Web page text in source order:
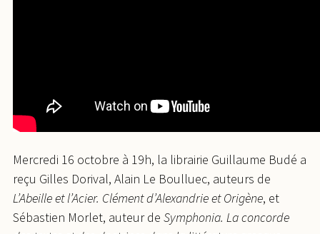
Mercredi 16 octobre à 19h, la librairie Guillaume Budé a
reçu Gilles Dorival, Alain Le Boulluec, auteurs de
L’Abeille et l’Acier. Clément d’Alexandrie et Origène, et
Sébastien Morlet, auteur de Symphonia. La concorde